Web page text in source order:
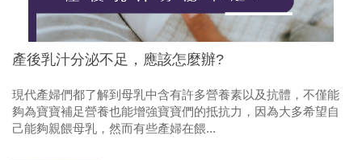
產後乳汁分泌不足，應該怎麼辦?
現代產婦們都了解到母乳中含有許多營養素以及抗體，不僅能
夠為寶寶補足營養也能增強寶寶們的抵抗力，因為大多希望自
己能夠親餵母乳，然而有些產婦在餵...